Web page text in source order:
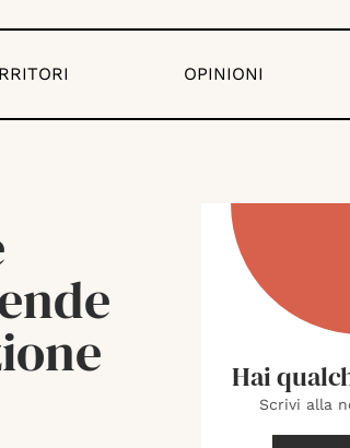
OPINIONI
Hai
Scrivi alla